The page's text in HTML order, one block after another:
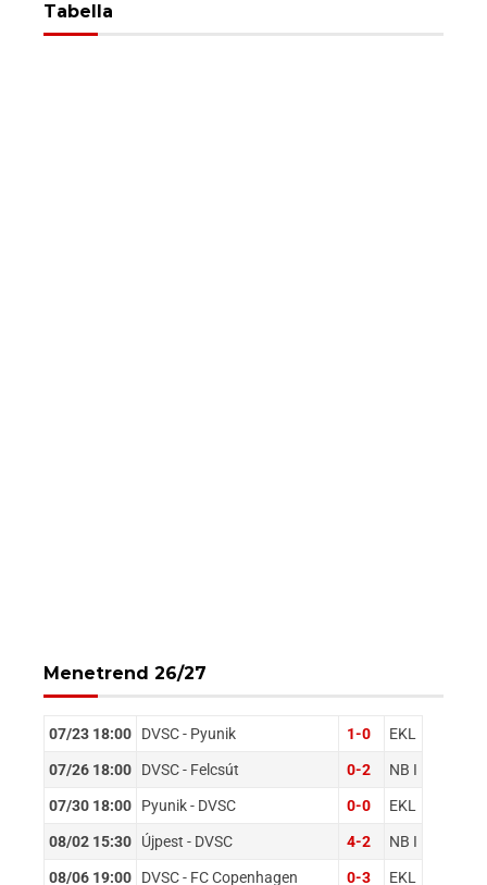
Tabella
Menetrend 26/27
07/23 18:00 DVSC - Pyunik 1-0 EKL
07/26 18:00 DVSC - Felcsút 0-2 NB I
07/30 18:00 Pyunik - DVSC 0-0 EKL
08/02 15:30 Újpest - DVSC 4-2 NB I
08/06 19:00 DVSC - FC Copenhagen 0-3 EKL